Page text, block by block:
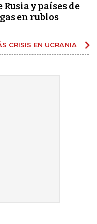
y países de
en rublos
CRISIS EN UCRANIA